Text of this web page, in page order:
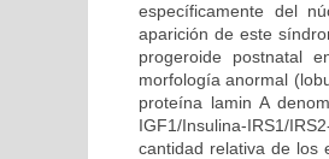
específicamente del
aparición de este
progeroide postnatal
morfología anormal
proteína lamin A
IGF1/Insulina-IRS1/
cantidad relativa de los